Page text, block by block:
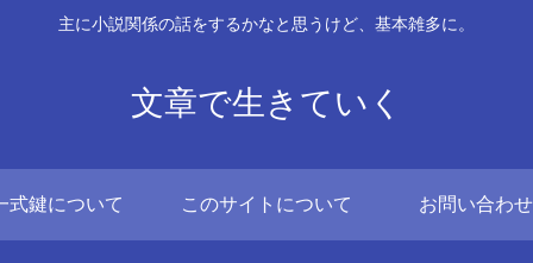
主に小説関係の話をするかなと思うけど、基本雑多に。
文章で生きていく
式鍵について このサイトについて お問い合わせ